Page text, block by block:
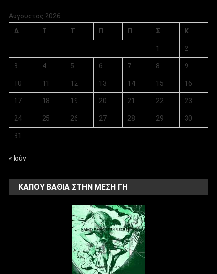
Αύγουστος 2026
Δ
Τ Τ Π Π Σ Κ
1 2
3 4 5 6 7 8 9
10 11 12 13 14 15 16
17 18 19 20 21 22 23
24 25 26 27 28 29 30
31
« Ιούν
ΚΑΠΟΥ ΒΑΘΙΑ ΣΤΗΝ ΜΕΣΗ ΓΗ